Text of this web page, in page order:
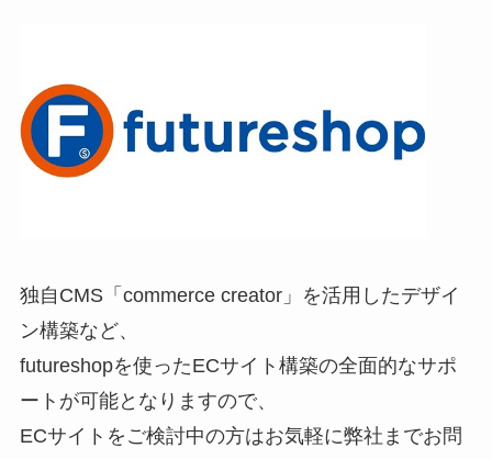
独自CMS「commerce creator」を活用したデザイ
ン構築など、
futureshopを使ったECサイト構築の全面的なサポ
ートが可能となりますので、
ECサイトをご検討中の方はお気軽に弊社までお問